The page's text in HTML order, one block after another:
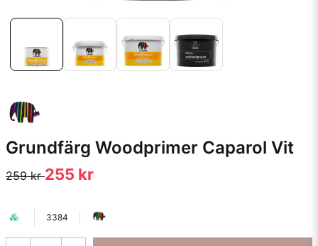
Grundfärg Woodprimer Caparol Vit
259 kr255 kr
3384